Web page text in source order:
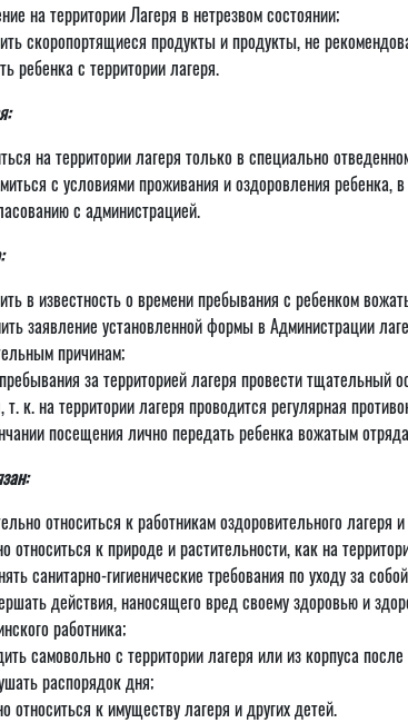
на территории Лагеря в нетрезвом состоянии;
скоропортящиеся продукты и продукты, не
ребенка с территории лагеря.
на территории лагеря только в специально
с условиями проживания и оздоровления
с администрацией.
в известность о времени пребывания с ребенком
заявление установленной формы в Администрации
причинам;
за территорией лагеря провести
т. к. на территории лагеря проводится регулярная
посещения лично передать ребенка вожатым
относиться к работникам оздоровительного лагеря
относиться к природе и растительности, как на
санитарно-гигиенические требования по уходу за
действия, наносящего вред своему здоровью и
работника;
самовольно с территории лагеря или из корпуса после
распорядок дня;
относиться к имуществу лагеря и других детей.